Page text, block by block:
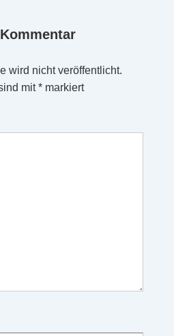
wird nicht veröffentlicht.
mit* markiert